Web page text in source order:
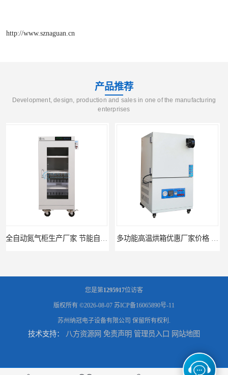
http://www.sznaguan.cn
产品推荐
Development, design, production and sales in one of the manufacturing
enterprises
全自动电子防潮柜厂家优惠定制 全自动防潮柜设备供应 济南全自动电子防潮柜供应 防潮柜厂家直销型号齐全
您是第1295917位访客
版权所有 ©2026-08-07 苏ICP备16065890号-11
苏州纳冠电子设备有限公司 保留所有权利.
技术支持： 八方资源网 免责声明 管理员入口 网站地图